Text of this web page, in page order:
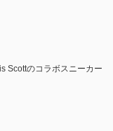
Scottのコラボスニーカー